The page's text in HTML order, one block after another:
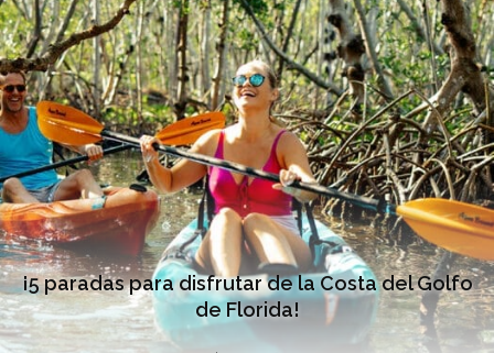
¡5 paradas para disfrutar de la Costa del Golfo
de Florida!